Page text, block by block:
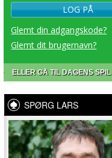
LOG PÅ
Glemt din adgangskode?
Glemt dit brugernavn?
ELLER GÅ TIL DAGENS SPIL
SPØRG LARS